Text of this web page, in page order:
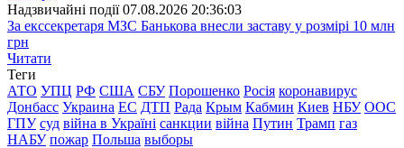
Надзвичайні події 07.08.2026 20:36:03
За екссекретаря МЗС Банькова внесли заставу у розмірі 10 млн
грн
Читати
Теги
АТО УПЦ РФ США СБУ Порошенко Росія коронавирус
Донбасс Украина ЕС ДТП Рада Крым Кабмин Киев НБУ ООС
ГПУ суд війна в Україні санкции війна Путин Трамп газ
НАБУ пожар Польша выборы